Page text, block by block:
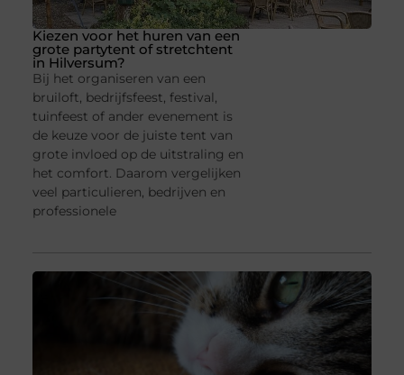
Kiezen voor het huren van een
grote partytent of stretchtent
in Hilversum?
Bij het organiseren van een
bruiloft, bedrijfsfeest, festival,
tuinfeest of ander evenement is
de keuze voor de juiste tent van
grote invloed op de uitstraling en
het comfort. Daarom vergelijken
veel particulieren, bedrijven en
professionele